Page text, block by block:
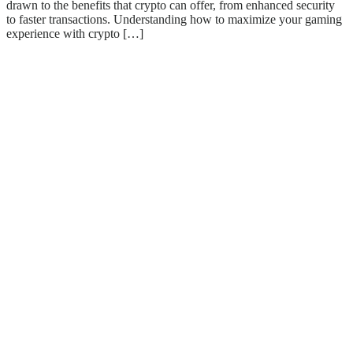
drawn to the benefits that crypto can offer, from enhanced security
to faster transactions. Understanding how to maximize your gaming
experience with crypto […]